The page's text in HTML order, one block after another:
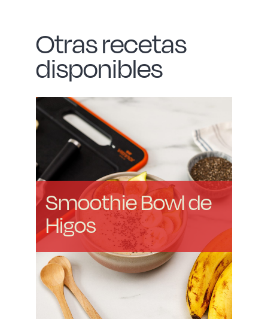
Otras recetas
disponibles
Smoothie Bowl de
Higos